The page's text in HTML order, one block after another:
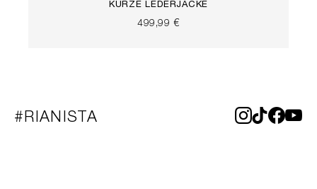
KURZE LEDERJACKE
499,99 €
#RIANISTA